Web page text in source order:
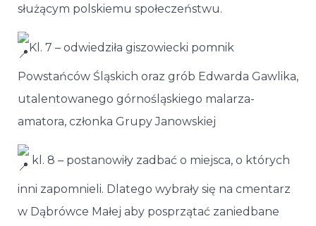
służącym polskiemu społeczeństwu.
Kl. 7 – odwiedziła giszowiecki pomnik
Powstańców Śląskich oraz grób Edwarda Gawlika,
utalentowanego górnośląskiego malarza-
amatora, członka Grupy Janowskiej
kl. 8 – postanowiły zadbać o miejsca, o których
inni zapomnieli. Dlatego wybrały się na cmentarz
w Dąbrówce Małej aby posprzątać zaniedbane